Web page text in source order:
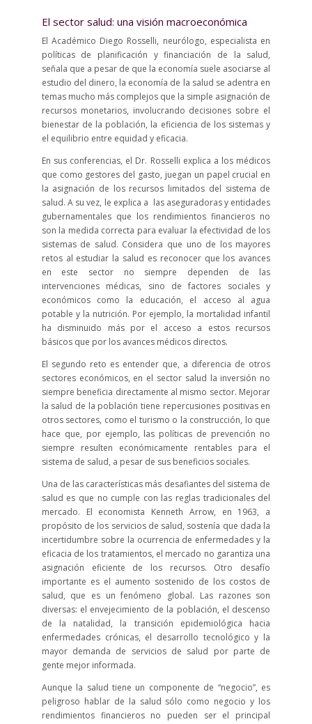
El sector salud: una visión macroeconómica
El Académico Diego Rosselli, neurólogo, especialista en
políticas de planificación y financiación de la salud,
señala que a pesar de que la economía suele asociarse al
estudio del dinero, la economía de la salud se adentra en
temas mucho más complejos que la simple asignación de
recursos monetarios, involucrando decisiones sobre el
bienestar de la población, la eficiencia de los sistemas y
el equilibrio entre equidad y eficacia.
En sus conferencias, el Dr. Rosselli explica a los médicos
que como gestores del gasto, juegan un papel crucial en
la asignación de los recursos limitados del sistema de
salud. A su vez, le explica a las aseguradoras y entidades
gubernamentales que los rendimientos financieros no
son la medida correcta para evaluar la efectividad de los
sistemas de salud. Considera que uno de los mayores
retos al estudiar la salud es reconocer que los avances
en este sector no siempre dependen de las
intervenciones médicas, sino de factores sociales y
económicos como la educación, el acceso al agua
potable y la nutrición. Por ejemplo, la mortalidad infantil
ha disminuido más por el acceso a estos recursos
básicos que por los avances médicos directos.
El segundo reto es entender que, a diferencia de otros
sectores económicos, en el sector salud la inversión no
siempre beneficia directamente al mismo sector. Mejorar
la salud de la población tiene repercusiones positivas en
otros sectores, como el turismo o la construcción, lo que
hace que, por ejemplo, las políticas de prevención no
siempre resulten económicamente rentables para el
sistema de salud, a pesar de sus beneficios sociales.
Una de las características más desafiantes del sistema de
salud es que no cumple con las reglas tradicionales del
mercado. El economista Kenneth Arrow, en 1963, a
propósito de los servicios de salud, sostenía que dada la
incertidumbre sobre la ocurrencia de enfermedades y la
eficacia de los tratamientos, el mercado no garantiza una
asignación eficiente de los recursos. Otro desafío
importante es el aumento sostenido de los costos de
salud, que es un fenómeno global. Las razones son
diversas: el envejecimiento de la población, el descenso
de la natalidad, la transición epidemiológica hacia
enfermedades crónicas, el desarrollo tecnológico y la
mayor demanda de servicios de salud por parte de
gente mejor informada.
Aunque la salud tiene un componente de “negocio”, es
peligroso hablar de la salud sólo como negocio y los
rendimientos financieros no pueden ser el principal